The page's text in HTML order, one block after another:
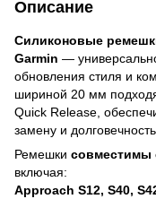
Описание
Силиконовые
Garmin —
обновления стиля и
шириной 20 мм
Quick Release,
замену и
Ремешки совместимы
включая:
Approach S12, S40,